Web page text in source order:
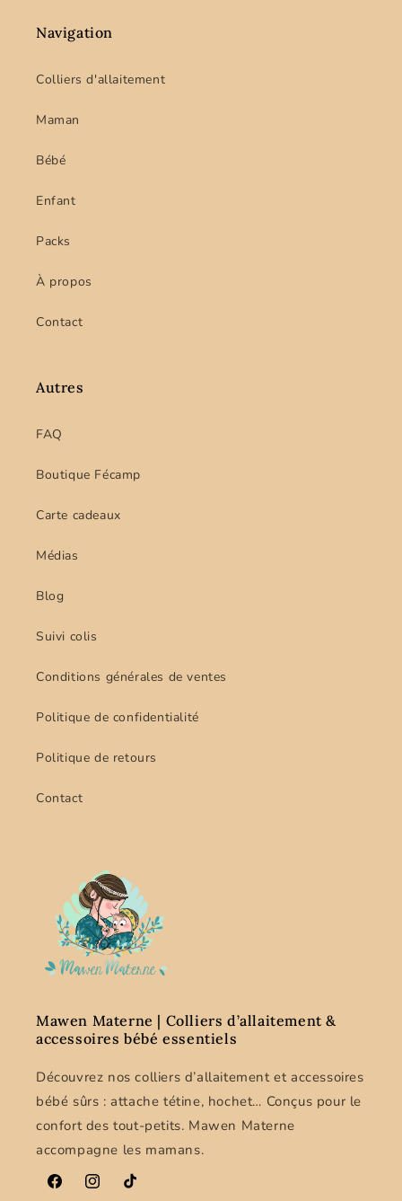
Navigation
Colliers d'allaitement
Maman
Bébé
Enfant
Packs
À propos
Contact
Autres
FAQ
Boutique Fécamp
Carte cadeaux
Médias
Blog
Suivi colis
Conditions générales de ventes
Politique de confidentialité
Politique de retours
Contact
Mawen Materne | Colliers d’allaitement &
accessoires bébé essentiels
Découvrez nos colliers d’allaitement et accessoires
bébé sûrs : attache tétine, hochet… Conçus pour le
confort des tout-petits. Mawen Materne
accompagne les mamans.
FacebookInstagramTikTok